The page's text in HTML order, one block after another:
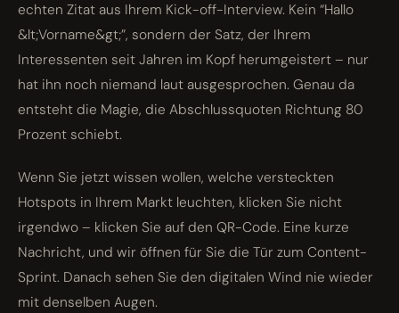
echten Zitat aus Ihrem Kick-off-Interview. Kein “Hallo
&lt;Vorname&gt;”, sondern der Satz, der Ihrem
Interessenten seit Jahren im Kopf herumgeistert – nur
hat ihn noch niemand laut ausgesprochen. Genau da
entsteht die Magie, die Abschlussquoten Richtung 80
Prozent schiebt.
Wenn Sie jetzt wissen wollen, welche versteckten
Hotspots in Ihrem Markt leuchten, klicken Sie nicht
irgendwo – klicken Sie auf den QR-Code. Eine kurze
Nachricht, und wir öffnen für Sie die Tür zum Content-
Sprint. Danach sehen Sie den digitalen Wind nie wieder
mit denselben Augen.